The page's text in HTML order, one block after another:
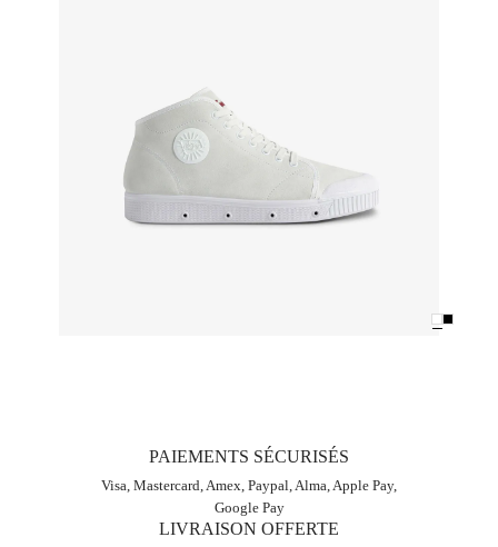
PAIEMENTS SÉCURISÉS
Visa, Mastercard, Amex, Paypal, Alma, Apple Pay,
Google Pay
LIVRAISON OFFERTE